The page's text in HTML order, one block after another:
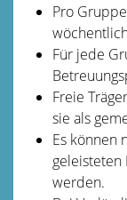
Pro
Für jede
Freie
sie als
Es können
geleisteten
werden.